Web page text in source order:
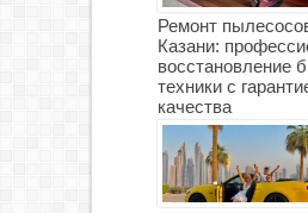
Ремонт
Казани:
восстановление
техники с
качества